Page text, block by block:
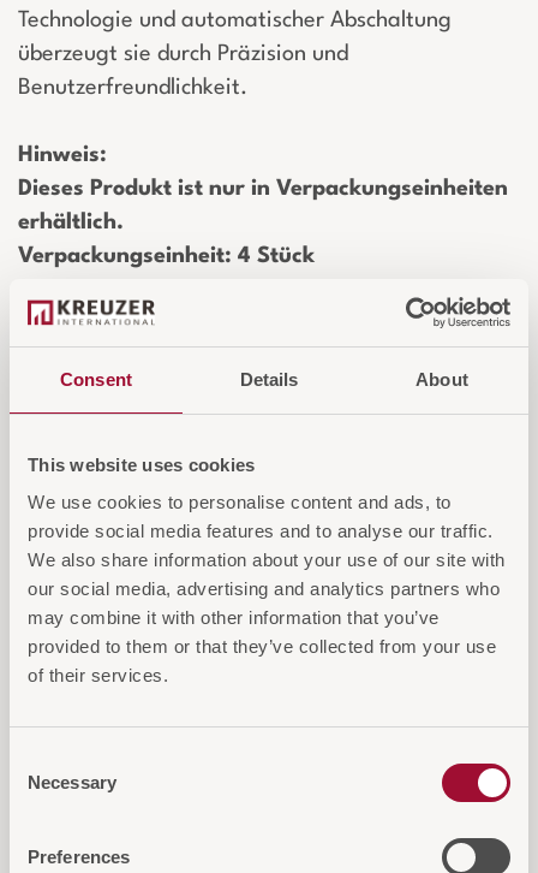
Consent Details About
This website uses cookies
We use cookies to personalise content and ads, to
provide social media features and to analyse our traffic.
We also share information about your use of our site with
our social media, advertising and analytics partners who
may combine it with other information that you’ve
provided to them or that they’ve collected from your use
of their services.
Selection
Necessary
Preferences
Technologie und automatischer Abschaltung
überzeugt sie durch Präzision und
Benutzerfreundlichkeit.
Hinweis:
Dieses Produkt ist nur in Verpackungseinheiten
erhältlich.
Verpackungseinheit: 4 Stück
Login für Preise und Warenkorb
AUF DIE ANFRAGELISTE
Diese Artikel könnten Sie auch
interessieren